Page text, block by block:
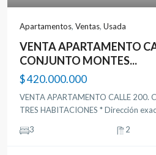
Apartamentos, Ventas, Usada
VENTA APARTAMENTO
CONJUNTO MONTES...
$ 420.000.000
VENTA APARTAMENTO CALLE 200.
TRES HABITACIONES * Dirección
3
2